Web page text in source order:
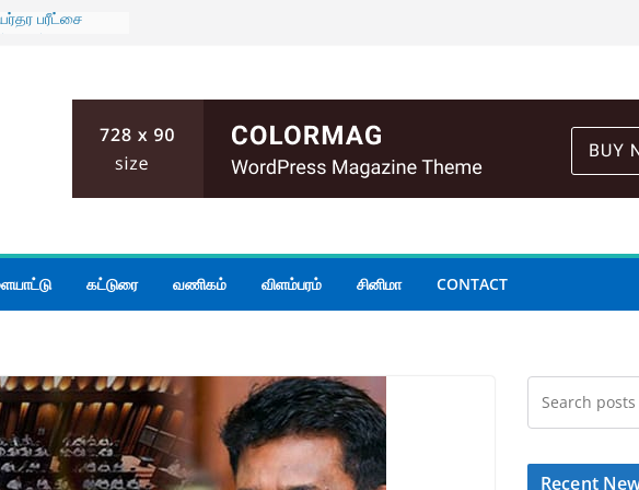
பரீட்சை
2026
தேசிய
நுட்ப
விழா.
கொள்கை
– எதிர்க்கட்சித்
கட்டுரை வணிகம் விளம்பரம் சினிமா CONTACT
Recent